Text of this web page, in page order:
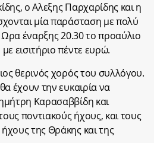
ο Αλεξης Παρχαρίδης και η
μία παράσταση με πολύ
Ωρα έναρξης 20.30 το προαύλιο
εισιτήριο πέντε ευρώ.
θερινός χορός του συλλόγου.
έχουν την ευκαιρία να
Καρασαββίδη και
ποντιακούς ήχους, και τους
της Θράκης και της